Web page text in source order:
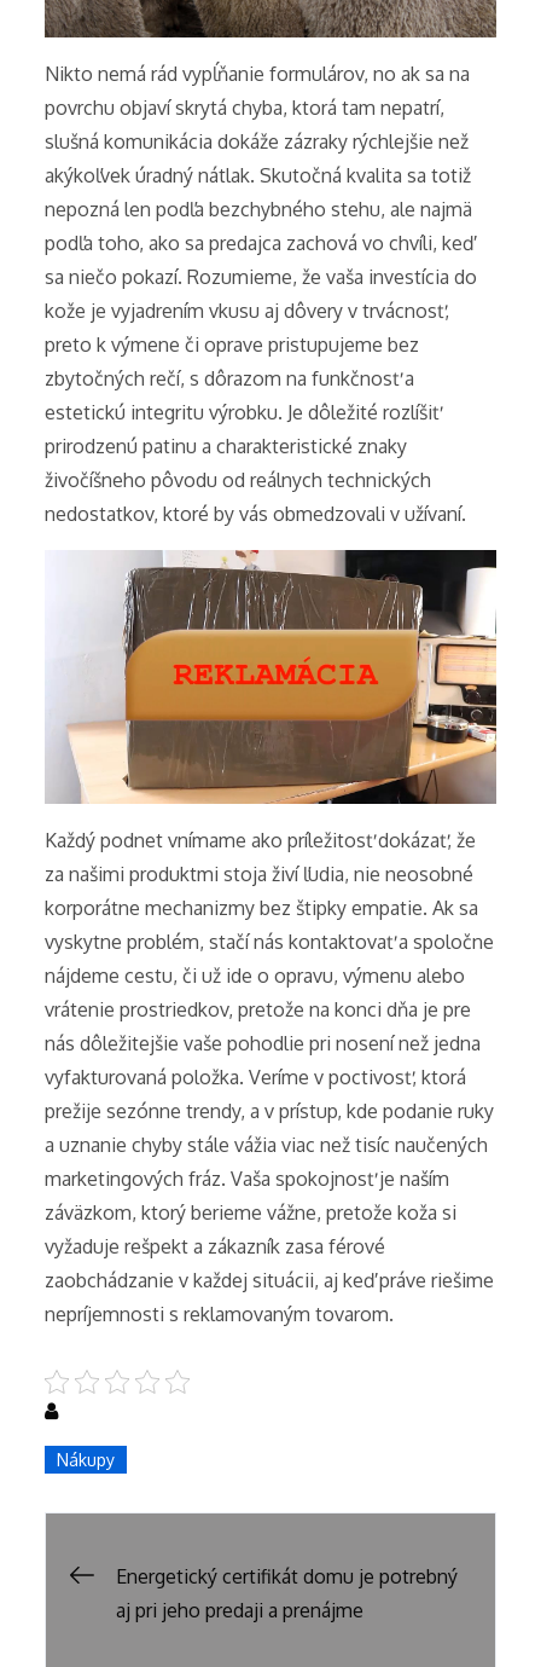
Nikto nemá rád vypĺňanie formulárov, no ak sa na
povrchu objaví skrytá chyba, ktorá tam nepatrí,
slušná komunikácia dokáže zázraky rýchlejšie než
akýkoľvek úradný nátlak. Skutočná kvalita sa totiž
nepozná len podľa bezchybného stehu, ale najmä
podľa toho, ako sa predajca zachová vo chvíli, keď
sa niečo pokazí. Rozumieme, že vaša investícia do
kože je vyjadrením vkusu aj dôvery v trvácnosť,
preto k výmene či oprave pristupujeme bez
zbytočných rečí, s dôrazom na funkčnosť a
estetickú integritu výrobku. Je dôležité rozlíšiť
prirodzenú patinu a charakteristické znaky
živočíšneho pôvodu od reálnych technických
nedostatkov, ktoré by vás obmedzovali v užívaní.
Každý podnet vnímame ako príležitosť dokázať, že
za našimi produktmi stoja živí ľudia, nie neosobné
korporátne mechanizmy bez štipky empatie. Ak sa
vyskytne problém, stačí nás kontaktovať a spoločne
nájdeme cestu, či už ide o opravu, výmenu alebo
vrátenie prostriedkov, pretože na konci dňa je pre
nás dôležitejšie vaše pohodlie pri nosení než jedna
vyfakturovaná položka. Veríme v poctivosť, ktorá
prežije sezónne trendy, a v prístup, kde podanie ruky
a uznanie chyby stále vážia viac než tisíc naučených
marketingových fráz. Vaša spokojnosť je naším
záväzkom, ktorý berieme vážne, pretože koža si
vyžaduje rešpekt a zákazník zasa férové
zaobchádzanie v každej situácii, aj keď práve riešime
nepríjemnosti s reklamovaným tovarom.
Nákupy
Navigace
Energetický certifikát domu je potrebný
aj pri jeho predaji a prenájme